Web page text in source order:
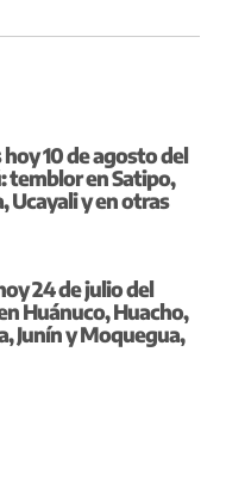
10 de agosto del
temblor en Satipo,
Ucayali y en otras
24 de julio del
Huánuco, Huacho,
Junín y Moquegua,